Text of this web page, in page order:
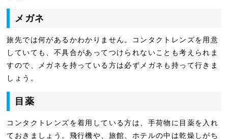
メガネ
旅先では何があるかわかりません。コンタクトレンズを用意
していても、不具合があってつけられないことも考えられま
すので、メガネを持っている方は必ずメガネも持って行きま
しょう。
目薬
コンタクトレンズを着用している方は、手荷物に目薬を入れ
ておきましょう。飛行機や、旅館、ホテルの中は乾燥しがち